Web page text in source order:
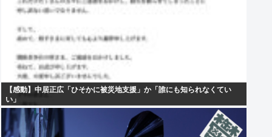
【感動】中居正広「ひそかに被災地支援」か「誰にも知られなくてい
い」